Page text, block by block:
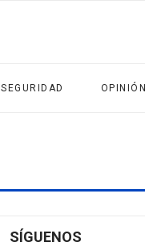
SEGURIDAD OPINIÓN
SÍGUENOS